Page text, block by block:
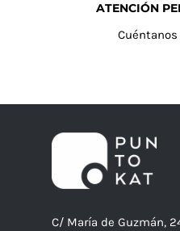
ATENCIÓN
C/ María de Guzmán,